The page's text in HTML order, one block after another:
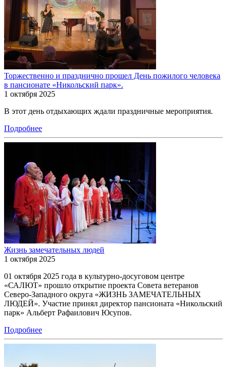
Торжественно и празднично прошел День пожилого человека
в пансионате «Никольский парк».
1 октября 2025
В этот день отдыхающих ждали праздничные мероприятия.
Подробнее
Жизнь замечательных людей
1 октября 2025
01 октября 2025 года в культурно-досуговом центре
«САЛЮТ» прошло открытие проекта Совета ветеранов
Северо-Западного округа «ЖИЗНЬ ЗАМЕЧАТЕЛЬНЫХ
ЛЮДЕЙ». Участие принял директор пансионата «Никольский
парк» Альберт Рафаилович Юсупов.
Подробнее